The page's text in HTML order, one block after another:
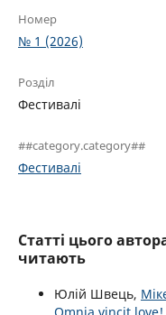
Номер
№ 1 (2026)
Розділ
Фестивалі
##category.category##
Фестивалі
Статті цього
читають
Юлій Швець,